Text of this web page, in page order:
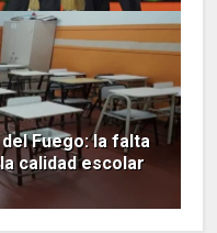
Fuego: la falta
calidad escolar